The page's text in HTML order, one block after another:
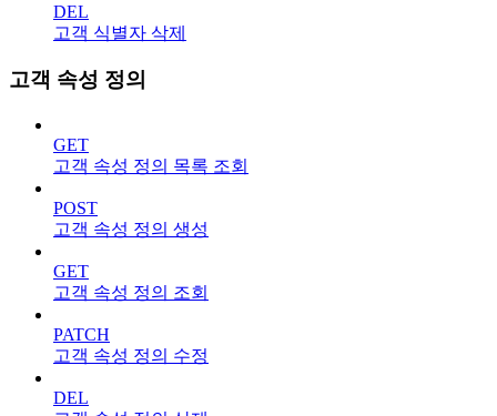
DEL
고객 식별자 삭제
고객 속성 정의
GET
고객 속성 정의 목록 조회
POST
고객 속성 정의 생성
GET
고객 속성 정의 조회
PATCH
고객 속성 정의 수정
DEL